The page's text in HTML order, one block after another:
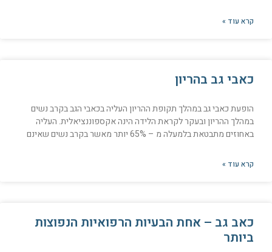
קרא עוד »
כאבי גב בהריון
הופעת כאבי גב במהלך תקופת ההריון העליה בכאבי הגב בקרב נשים
במהלך ההריון ובעקר לקראת הלידה הינה אקספוננציאלית. העליה
באחוזים מתבטאת בלמעלה מ – 65% יותר מאשר בקרב נשים שאינם
קרא עוד »
כאב גב – אחת הבעיות הרפואיות הנפוצות
ביותר